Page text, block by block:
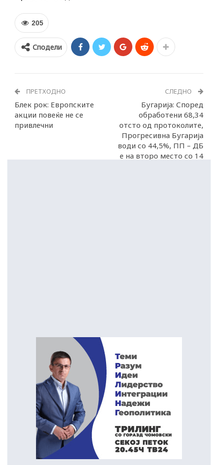
205
Сподели
ПРЕТХОДНО
Блек рок: Европските
акции повеќе не се
привлечни
СЛЕДНО
Бугарија: Според
обработени 68,34
отсто од протоколите,
Прогресивна Бугарија
води со 44,5%, ПП – ДБ
е на второ место со 14